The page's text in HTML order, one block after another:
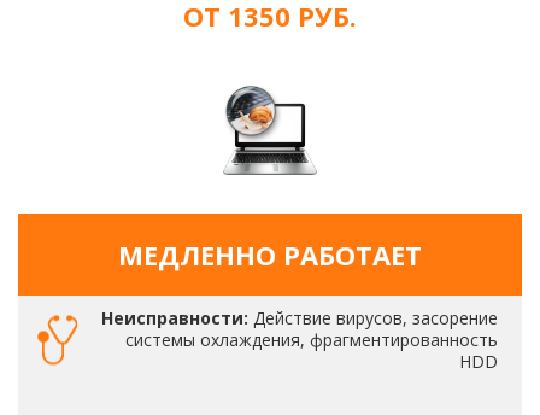
ОТ 1350 РУБ.
МЕДЛЕННО РАБОТАЕТ
Неисправности: Действие вирусов, засорение
системы охлаждения, фрагментированность
HDD